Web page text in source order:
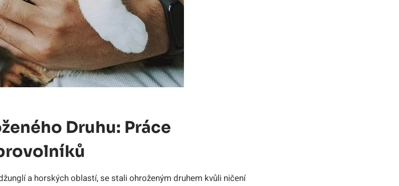
Druhu: Práce
a horských‌ oblastí, se stali‌ ohroženým druhem kvůli ničení